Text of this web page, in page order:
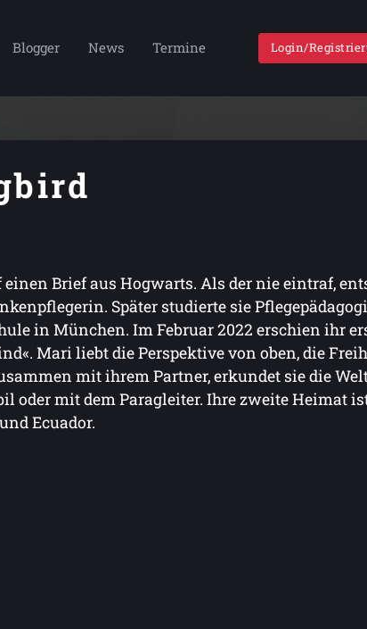
Blogger News Termine Login/
Brief aus Hogwarts. Als der nie eintraf,
Später studierte sie
in München. Im Februar 2022 erschien ihr
Mari liebt die Perspektive von oben, die
mit ihrem Partner, erkundet sie die
oder mit dem Paragleiter. Ihre zweite Heimat
Ecuador.